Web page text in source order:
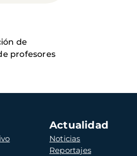
de
profesores
Actualidad
Noticias
Reportajes